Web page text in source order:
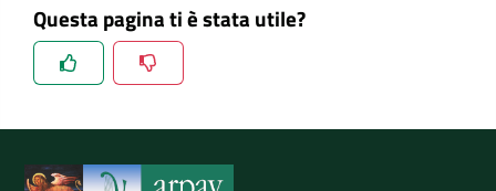
Questa pagina ti è stata utile?
Spiegaci perchè, e aiutaci a migliorare il servizio